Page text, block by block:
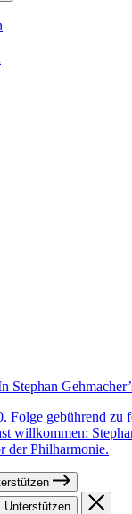
Stephan
Folge gebührend zu
willkommen:
der Philharmonie.
Unterstützen